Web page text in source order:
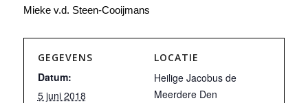
Mieke v.d. Steen-Cooijmans
GEGEVENS
Datum:
5 juni 2018
LOCATIE
Heilige Jacobus de
Meerdere Den